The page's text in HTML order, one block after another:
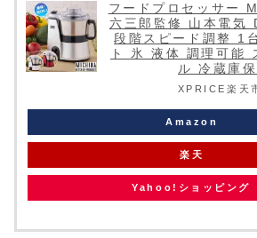
フードプロセッサー
六三郎監修 山本電気
段階スピード調整 1
ト 氷 液体 調理可能
ル 冷蔵庫
XPRICE楽天
Amazon
楽天
Yahoo!ショッピング